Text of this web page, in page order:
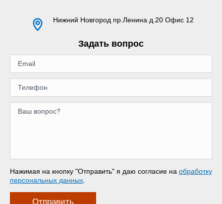
Нижний Новгород пр.Ленина д.20 Офис 12
Задать вопрос
Нажимая на кнопку "Отправить" я даю согласие на обработку
персональных данных
Отправить